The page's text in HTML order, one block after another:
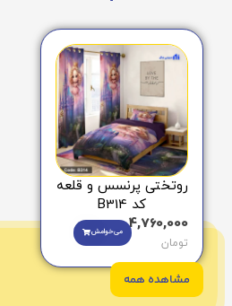
روتختی پرنسس و قلعه
کد B314
4,760,000
تومان
می‌خوامش
مشاهده همه